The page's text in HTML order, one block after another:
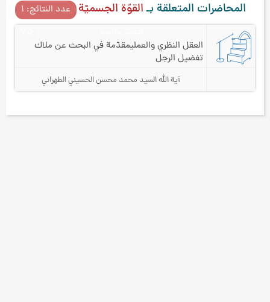
المحاضرات المتعلقة بـالقوّة الجسميّة عدد النتائج: ۱
العقل النظري والعمليمقدّمة في البحث عن ملاك
تفضيل الرجل
آية الله السيد محمد محسن الحسيني الطهراني